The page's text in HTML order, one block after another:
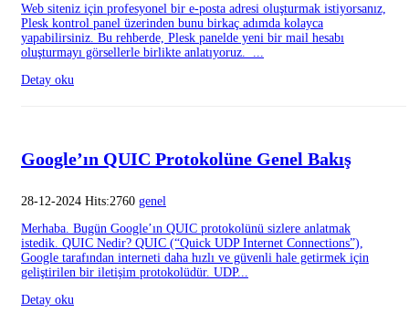
Web siteniz için profesyonel bir e-posta adresi oluşturmak istiyorsanız,
Plesk kontrol panel üzerinden bunu birkaç adımda kolayca
yapabilirsiniz. Bu rehberde, Plesk panelde yeni bir mail hesabı
oluşturmayı görsellerle birlikte anlatıyoruz. ...
Detay oku
Google’ın QUIC Protokolüne Genel Bakış
28-12-2024 Hits:2760 genel
Merhaba. Bugün Google’ın QUIC protokolünü sizlere anlatmak
istedik. QUIC Nedir? QUIC (“Quick UDP Internet Connections”),
Google tarafından interneti daha hızlı ve güvenli hale getirmek için
geliştirilen bir iletişim protokolüdür. UDP...
Detay oku